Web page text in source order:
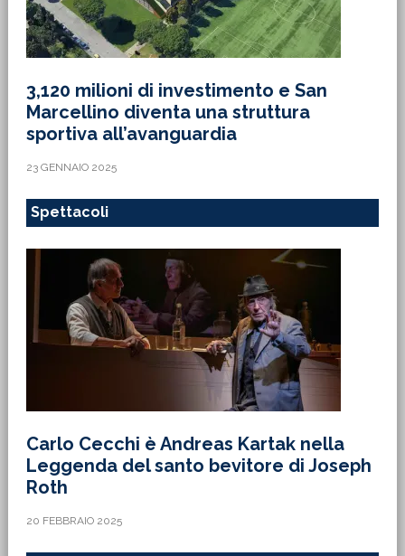
3,120 milioni di investimento e San
Marcellino diventa una struttura
sportiva all’avanguardia
23 GENNAIO 2025
Spettacoli
Carlo Cecchi è Andreas Kartak nella
Leggenda del santo bevitore di Joseph
Roth
20 FEBBRAIO 2025